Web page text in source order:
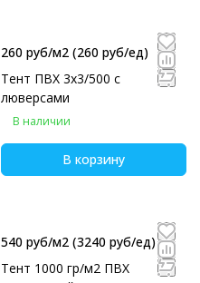
260 руб/м2 (260 руб/eд)
Тент ПВХ 3х3/500 с
люверсами
В наличии
В корзину
540 руб/м2 (3240 руб/eд)
Тент 1000 гр/м2 ПВХ